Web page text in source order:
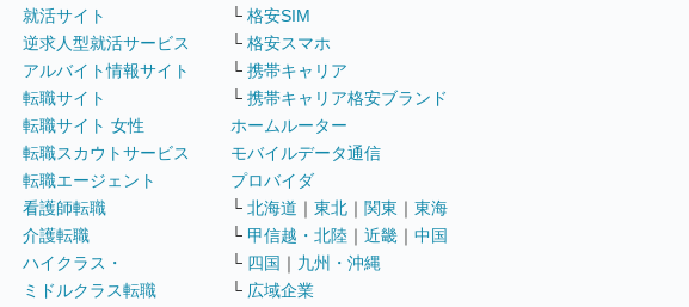
就活サイト
逆求人型就活サービス
アルバイト情報サイト
転職サイト
転職サイト 女性
転職スカウトサービス
転職エージェント
看護師転職
介護転職
ハイクラス・
ミドルクラス転職
└ 格安SIM
└ 格安スマホ
└ 携帯キャリア
└ 携帯キャリア格安ブランド
ホームルーター
モバイルデータ通信
プロバイダ
└ 北海道 ｜ 東北 ｜ 関東 ｜ 東海
└ 甲信越・北陸 ｜ 近畿 ｜ 中国
└ 四国 ｜ 九州・沖縄
└ 広域企業